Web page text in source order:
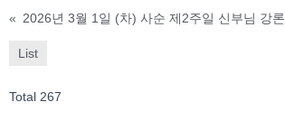
« 2026년 3월 1일 (차) 사순 제2주일 신부님 강론
List
Total 267